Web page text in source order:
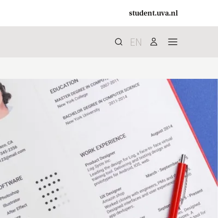
student.uva.nl
Zoeksearch
EN user menu